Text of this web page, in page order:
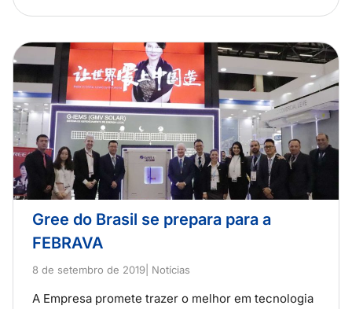
Gree do Brasil se prepara para a
FEBRAVA
8 de setembro de 2019 | Notícias
A Empresa promete trazer o melhor em tecnologia